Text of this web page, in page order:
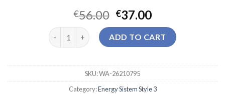
€56.00 €37.00
energy sistem style 3 quantity
ADD TO CART
SKU:WA-26210795
Category:Energy Sistem Style 3